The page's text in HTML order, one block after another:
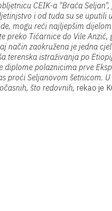
CEIK-a "Braća
i od tuda su se uputili
mogu reći najljepšim
preko Tićarnice do Vile Anzić,
način zaokružena je jedna
terenska istraživanja po
polaznicima prve
proći Seljanovom šetnicom.
što redovnih, rekao je